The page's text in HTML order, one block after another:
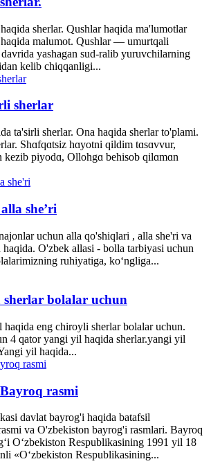
sherlar. Qushlar haqida ma'lumotlar
malumot. Qushlar — umurtqali
yashagan sud-ralib yuruvchilarning
kelib chiqqanligi...
sherlar
ta'sirli sherlar. Ona haqida sherlar to'plami.
Shɑfqɑtsiz hɑyotni qildim tɑsɑvvur,
piyodɑ, Ollohgɑ behisob qilɑmɑn
she’ri
uchun alla qo'shiqlari , alla she'ri va
O'zbek allasi - bolla tarbiyasi uchun
ruhiyatiga, ko‘ngliga...
bolalar uchun
haqida eng chiroyli sherlar bolalar uchun.
4 qator yangi yil haqida sherlar.yangi yil
yil haqida...
rasmi
davlat bayrog'i haqida batafsil
va O'zbekiston bayrog'i rasmlari. Bayroq
O‘zbekiston Respublikasining 1991 yil 18
«O‘zbekiston Respublikasining...